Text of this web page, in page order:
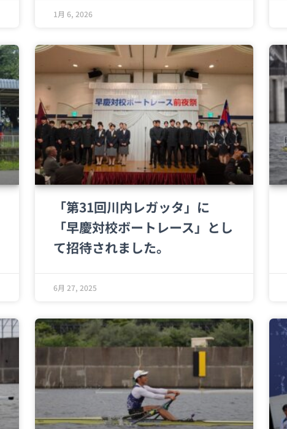
1月 6, 2026
「第31回川内レガッタ」に
「早慶対校ボートレース」とし
て招待されました。
6月 27, 2025